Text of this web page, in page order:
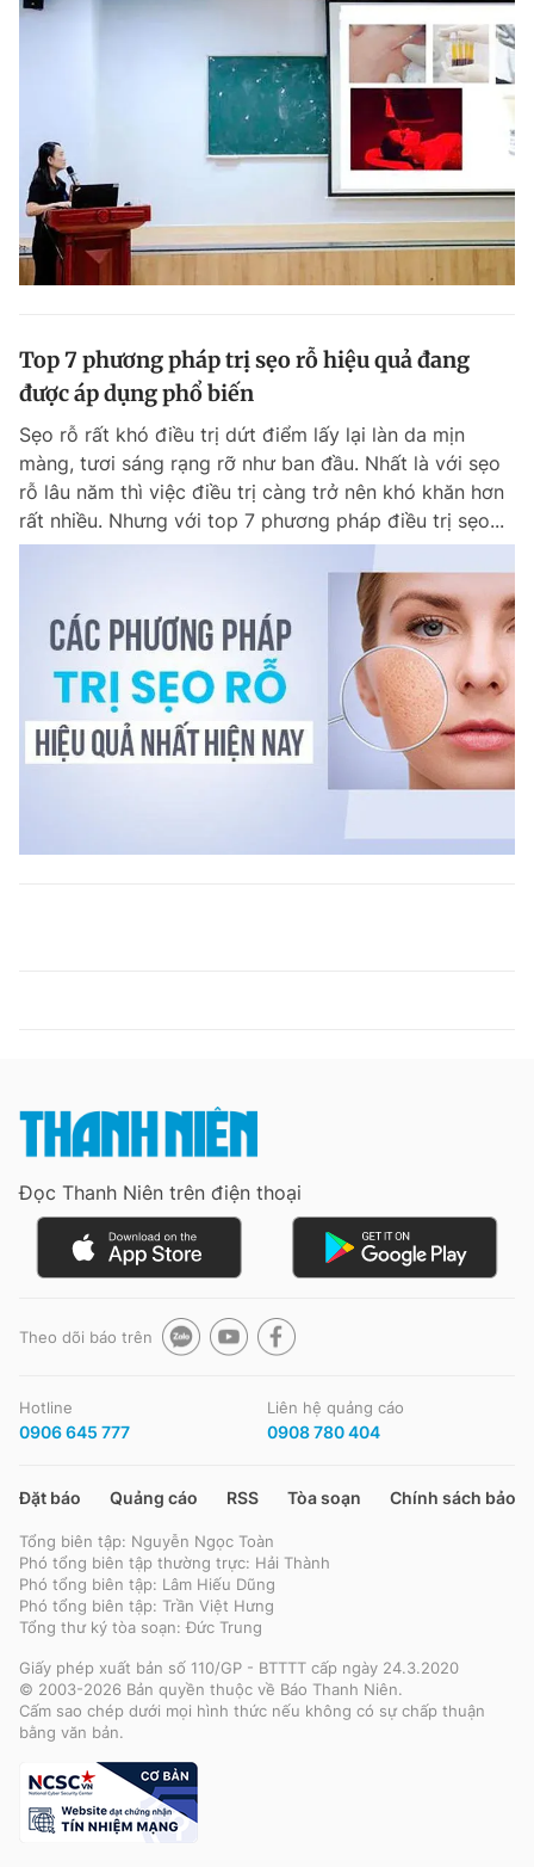
Top 7 phương pháp trị sẹo rỗ hiệu quả đang
được áp dụng phổ biến
Sẹo rỗ rất khó điều trị dứt điểm lấy lại làn da mịn
màng, tươi sáng rạng rỡ như ban đầu. Nhất là với sẹo
rỗ lâu năm thì việc điều trị càng trở nên khó khăn hơn
rất nhiều. Nhưng với top 7 phương pháp điều trị sẹo...
Đọc Thanh Niên trên điện thoại
Theo dõi báo trên
Hotline
0906 645 777
Liên hệ quảng cáo
0908 780 404
Đặt báo Quảng cáo RSS Tòa soạn Chính sách bảo
Tổng biên tập: Nguyễn Ngọc Toàn
Phó tổng biên tập thường trực: Hải Thành
Phó tổng biên tập: Lâm Hiếu Dũng
Phó tổng biên tập: Trần Việt Hưng
Tổng thư ký tòa soạn: Đức Trung
Giấy phép xuất bản số 110/GP - BTTTT cấp ngày 24.3.2020
© 2003-2026 Bản quyền thuộc về Báo Thanh Niên.
Cấm sao chép dưới mọi hình thức nếu không có sự chấp thuận
bằng văn bản.